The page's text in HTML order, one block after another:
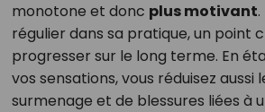
monotone et donc plus motivant
régulier dans sa pratique, un point
progresser sur le long terme. En
vos sensations, vous réduisez aussi
surmenage et de blessures liées à